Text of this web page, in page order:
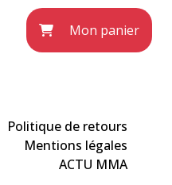
Mon panier
Politique de retours
Mentions légales
ACTU MMA